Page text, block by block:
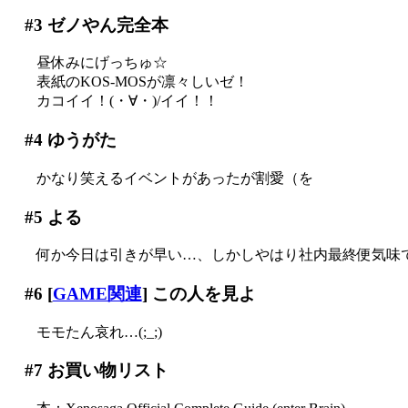
#3 ゼノやん完全本
昼休みにげっちゅ☆
表紙のKOS-MOSが凛々しいゼ！
カコイイ！(・∀・)/イイ！！
#4ゆうがた
かなり笑えるイベントがあったが割愛（を
#5 よる
何か今日は引きが早い…、しかしやはり社内最終便気味
#6 [GAME関連] この人を見よ
モモたん哀れ…(;_;)
#7 お買い物リスト